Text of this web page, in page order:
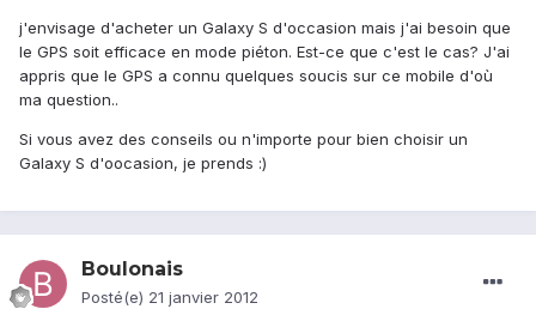
j'envisage d'acheter un Galaxy S d'occasion mais j'ai besoin que
le GPS soit efficace en mode piéton. Est-ce que c'est le cas? J'ai
appris que le GPS a connu quelques soucis sur ce mobile d'où
ma question..
Si vous avez des conseils ou n'importe pour bien choisir un
Galaxy S d'oocasion, je prends :)
Boulonais
Posté(e) 21 janvier 2012